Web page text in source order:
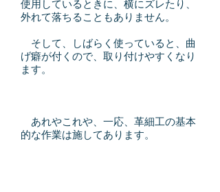
使用しているときに、横にズレたり、
外れて落ちることもありません。
そして、しばらく使っていると、曲
げ癖が付くので、取り付けやすくなり
ます。
あれやこれや、一応、革細工の基本
的な作業は施してあります。